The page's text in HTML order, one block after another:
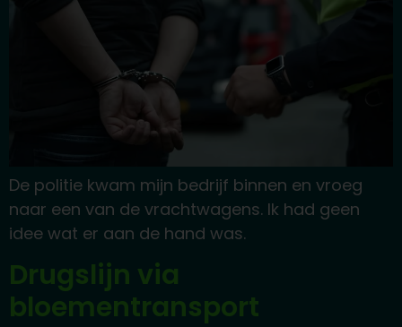
De politie kwam mijn bedrijf binnen en vroeg
naar een van de vrachtwagens. Ik had geen
idee wat er aan de hand was.
Drugslijn via
bloementransport